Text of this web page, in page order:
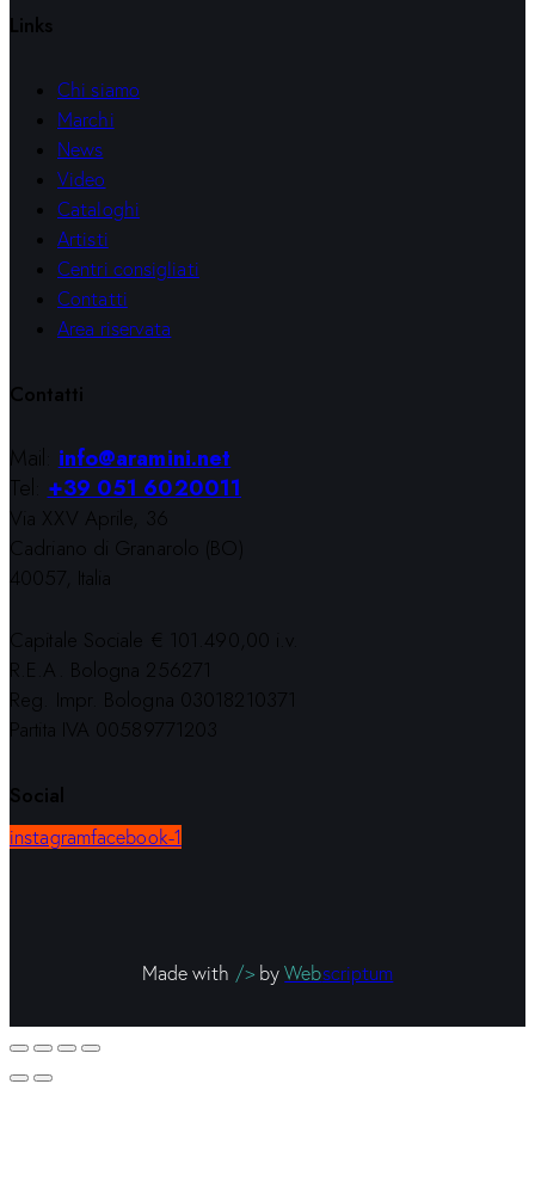
Links
Chi siamo
Marchi
News
Video
Cataloghi
Artisti
Centri consigliati
Contatti
Area riservata
Contatti
Mail:info@aramini.net
Tel:+39 051 6020011
Via XXV Aprile, 36
Cadriano di Granarolo (BO)
40057, Italia
Capitale Sociale € 101.490,00 i.v.
R.E.A. Bologna 256271
Reg. Impr. Bologna 03018210371
Partita IVA 00589771203
Social
instagramfacebook-1
Made with />byWebscriptum